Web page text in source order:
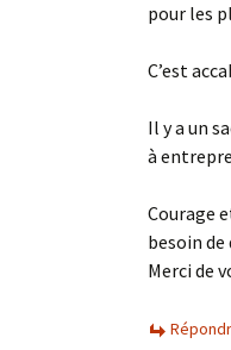
pour les
C’est
Il y a un
à
Courage
besoin de
Merci de